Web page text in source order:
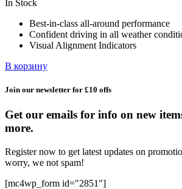
In Stock
Best-in-class all-around performance
Confident driving in all weather
Visual Alignment Indicators
В корзину
Join our newsletter for £10 offs
Get our emails for info on new
more.
Register now to get latest updates on
worry, we not spam!
[mc4wp_form id="2851"]